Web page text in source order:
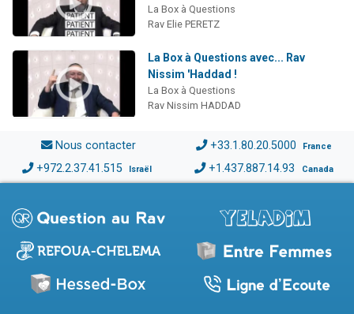
La Box à Questions
Rav Elie PERETZ
La Box à Questions avec... Rav
Nissim 'Haddad !
La Box à Questions
Rav Nissim HADDAD
Nous contacter +33.1.80.20.5000 France
+972.2.37.41.515 Israël +1.437.887.14.93 Canada